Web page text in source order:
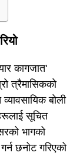
कागजात'
त्रैमासिकको
बोली
सूचित
भागको
छनोट गरिएको